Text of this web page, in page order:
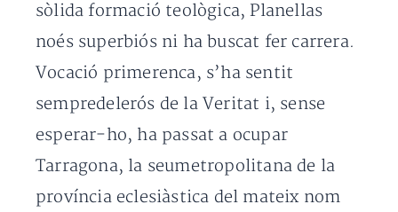
sòlida formació teològica, Planellas
noés superbiós ni ha buscat fer carrera.
Vocació primerenca, s’ha sentit
sempredelerós de la Veritat i, sense
esperar-ho, ha passat a ocupar
Tarragona, la seumetropolitana de la
província eclesiàstica del mateix nom